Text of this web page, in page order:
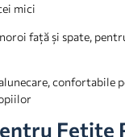
mici
față și spate,
confortabile
Fetite